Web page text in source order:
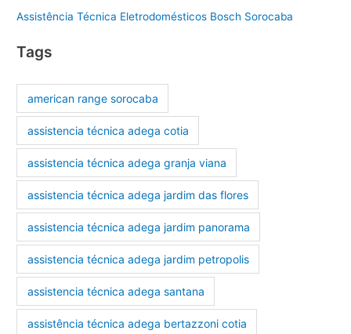
Assistência Técnica Eletrodomésticos Bosch Sorocaba
Tags
american range sorocaba
assistencia técnica adega cotia
assistencia técnica adega granja viana
assistencia técnica adega jardim das flores
assistencia técnica adega jardim panorama
assistencia técnica adega jardim petropolis
assistencia técnica adega santana
assistência técnica adega bertazzoni cotia